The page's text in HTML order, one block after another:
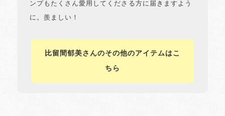
ンプもたくさん愛用してくださる方に届きますよう
に。羨ましい！
比留間郁美さんのその他のアイテムはこ
ちら